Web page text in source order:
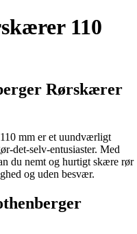
110
Rørskærer
mm er et uundværligt
det-selv-entusiaster. Med
du nemt og hurtigt skære rør
og uden besvær.